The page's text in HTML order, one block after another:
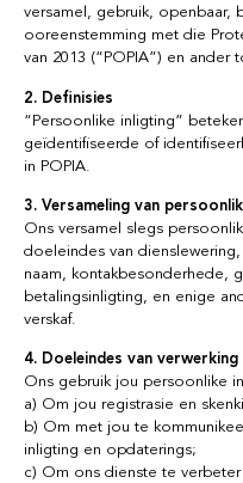
versamel, gebruik, openbaar,
ooreenstemming met die
van 2013 (“POPIA”) en ander
2. Definisies
“Persoonlike inligting”
geïdentifiseerde of
in POPIA.
3. Versameling van
Ons versamel slegs
doeleindes van
naam, kontakbesonderhede,
betalingsinligting, en enige
verskaf.
4. Doeleindes van verwerking
Ons gebruik jou persoonlike
a) Om jou registrasie en
b) Om met jou te
inligting en opdaterings;
c) Om ons dienste te